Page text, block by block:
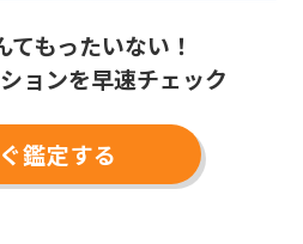
もったいない！
ョンを早速チェック
鑑定する